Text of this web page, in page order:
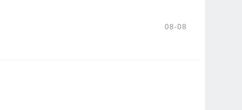
08-08